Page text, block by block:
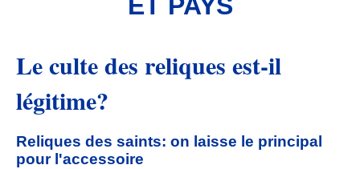
Le culte des reliques est-il
légitime?
Reliques des saints: on laisse le principal
pour l'accessoire